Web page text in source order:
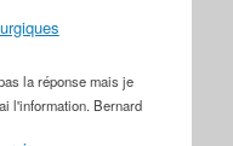
la réponse mais je
l'information. Bernard